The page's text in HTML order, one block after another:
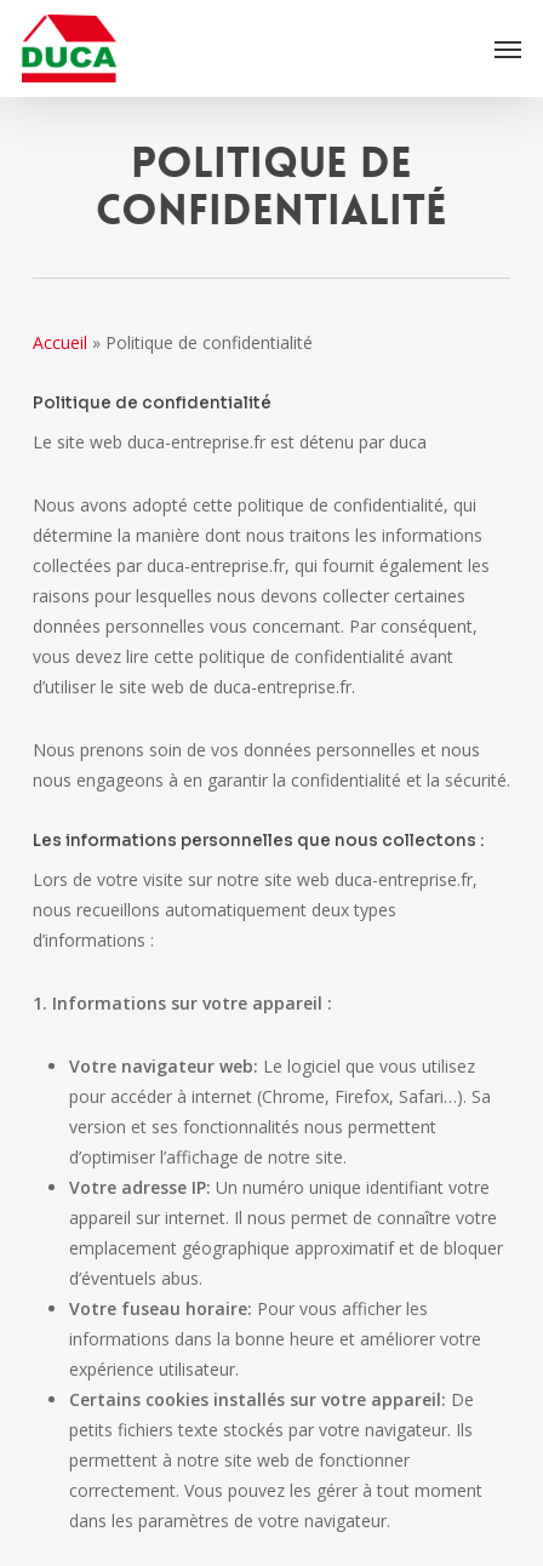
main
content
Politique de
confidentialité
Accueil » Politique de confidentialité
Politique de confidentialité
Le site web duca-entreprise.fr est détenu par duca
Nous avons adopté cette politique de confidentialité, qui
détermine la manière dont nous traitons les informations
collectées par duca-entreprise.fr, qui fournit également les
raisons pour lesquelles nous devons collecter certaines
données personnelles vous concernant. Par conséquent,
vous devez lire cette politique de confidentialité avant
d’utiliser le site web de duca-entreprise.fr.
Nous prenons soin de vos données personnelles et nous
nous engageons à en garantir la confidentialité et la sécurité.
Les informations personnelles que nous collectons :
Lors de votre visite sur notre site web duca-entreprise.fr,
nous recueillons automatiquement deux types
d’informations :
1. Informations sur votre appareil :
Votre navigateur web: Le logiciel que vous utilisez
pour accéder à internet (Chrome, Firefox, Safari…). Sa
version et ses fonctionnalités nous permettent
d’optimiser l’affichage de notre site.
Votre adresse IP: Un numéro unique identifiant votre
appareil sur internet. Il nous permet de connaître votre
emplacement géographique approximatif et de bloquer
d’éventuels abus.
Votre fuseau horaire: Pour vous afficher les
informations dans la bonne heure et améliorer votre
expérience utilisateur.
Certains cookies installés sur votre appareil: De
petits fichiers texte stockés par votre navigateur. Ils
permettent à notre site web de fonctionner
correctement. Vous pouvez les gérer à tout moment
dans les paramètres de votre navigateur.